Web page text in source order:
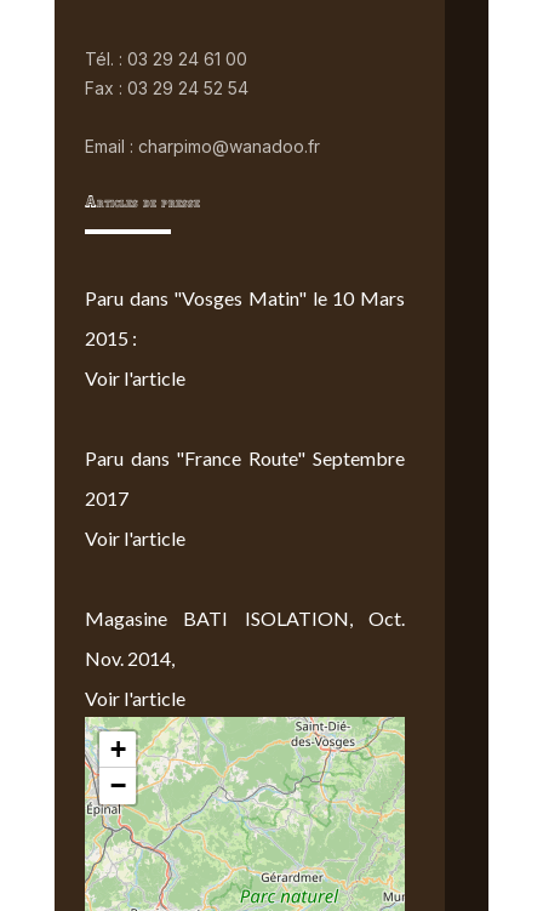
Tél. : 03 29 24 61 00
Fax : 03 29 24 52 54
Email : charpimo@wanadoo.fr
Articles de presse
Paru dans "Vosges Matin" le 10 Mars
2015 :
Voir l'article
Paru dans "France Route" Septembre
2017
Voir l'article
Magasine BATI ISOLATION, Oct.
Nov. 2014,
Voir l'article
Nous Trouver
+
−